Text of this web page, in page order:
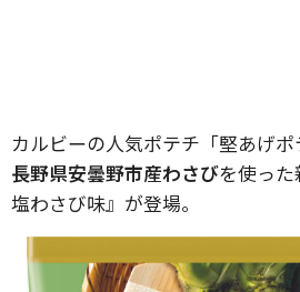
カルビーの人気ポテチ「堅あげポ
長野県安曇野市産わさびを使っ
塩わさび味』が登場。